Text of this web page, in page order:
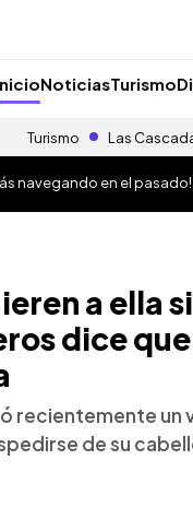
NoticiasTurismo
Turismo Las
navegando en el
a ella
dice
recientemente un
de su